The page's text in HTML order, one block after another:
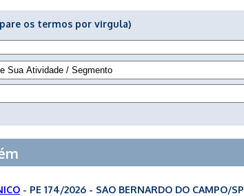
os termos por virgula)
- PE 174/2026 - SAO BERNARDO DO CAMPO/SP